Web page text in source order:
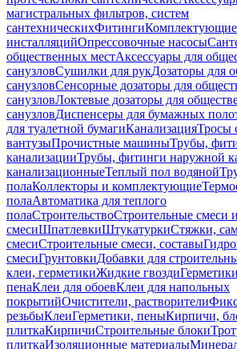
магистральных фильтров, систем
сантехническихФитинги
инсталляцийОпрессовочные насосы
общественных местАксессуары для
санузловСушилки для рукДозаторы для
санузловСенсорные дозаторы для
санузловЛоктевые дозаторы для
санузловДиспенсеры для бумажных
для туалетной бумагиКанализацияТросы
вантузыПрочистные машиныТрубы,
канализацииТрубы, фитинги наружной
канализационныеТеплый пол водяной
полаКоллекторы и комплектующие
полаАвтоматика для теплого
полаСтроительствоСтроительные смеси
смесиШпатлевкиШтукатуркиСтяжки,
смесиСтроительные смеси, составы
смесиГрунтовкиДобавки для
клеи, герметикиЖидкие гвоздиГерметики
пенаКлеи для обоевКлеи для напольных
покрытийОчистители, растворители
резьбыКлеиГерметики, пеныКирпичи,
плиткаКирпичиСтроительные блоки
плиткаИзоляционные материалы